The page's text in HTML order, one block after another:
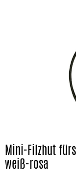
Mini-Filzhut
weiß-rosa